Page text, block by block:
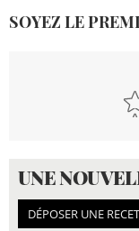
SOYEZ LE
UNE
DÉPOSER UNE